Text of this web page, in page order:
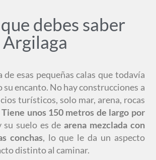
debes saber
de esas pequeñas calas que todavía
su encanto. No hay construcciones a
turísticos, solo mar, arena, rocas
Tiene unos 150 metros de largo por
su suelo es dearena mezclada con
conchas, lo que le da un aspecto
distinto al caminar.